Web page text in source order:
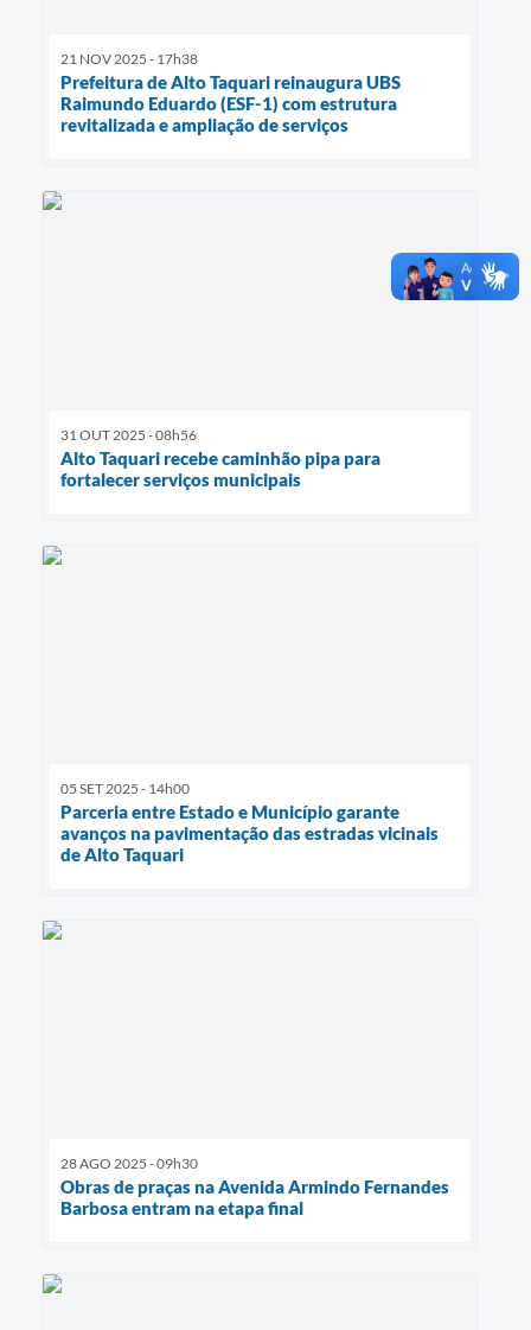
21 NOV 2025 - 17h38
Prefeitura de Alto Taquari reinaugura UBS
Raimundo Eduardo (ESF-1) com estrutura
revitalizada e ampliação de serviços
31 OUT 2025 - 08h56
Alto Taquari recebe caminhão pipa para
fortalecer serviços municipais
05 SET 2025 - 14h00
Parceria entre Estado e Município garante
avanços na pavimentação das estradas vicinais
de Alto Taquari
28 AGO 2025 - 09h30
Obras de praças na Avenida Armindo Fernandes
Barbosa entram na etapa final